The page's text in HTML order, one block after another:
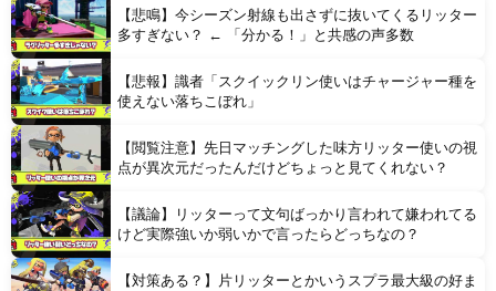
Powered by livedoor 相互RSS
【悲鳴】今シーズン射線も出さずに抜いてくるリッター
多すぎない？ ← 「分かる！」と共感の声多数
【悲報】識者「スクイックリン使いはチャージャー種を
使えない落ちこぼれ」
【閲覧注意】先日マッチングした味方リッター使いの視
点が異次元だったんだけどちょっと見てくれない？
【議論】リッターって文句ばっかり言われて嫌われてる
けど実際強いか弱いかで言ったらどっちなの？
【対策ある？】片リッターとかいうスプラ最大級の好ま